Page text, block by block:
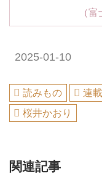
（富
2025-01-10
読みもの 連載
桜井かおり
関連記事